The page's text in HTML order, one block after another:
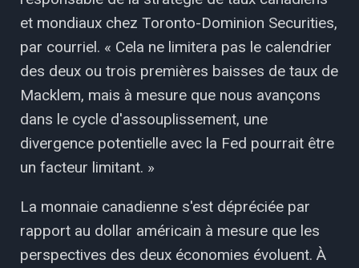
et mondiaux chez Toronto-Dominion Securities,
par courriel. « Cela ne limitera pas le calendrier
des deux ou trois premières baisses de taux de
Macklem, mais à mesure que nous avançons
dans le cycle d'assouplissement, une
divergence potentielle avec la Fed pourrait être
un facteur limitant. »
La monnaie canadienne s'est dépréciée par
rapport au dollar américain à mesure que les
perspectives des deux économies évoluent. À